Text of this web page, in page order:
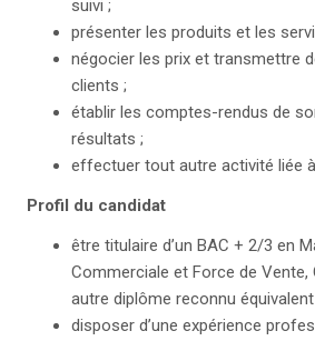
suivi ;
présenter les produits et les
négocier les prix et transmettre
clients ;
établir les comptes-rendus de
résultats ;
effectuer tout autre activité liée
Profil du candidat
être titulaire d’un BAC + 2/3 en
Commerciale et Force de
autre diplôme reconnu équivalent
disposer d’une expérience